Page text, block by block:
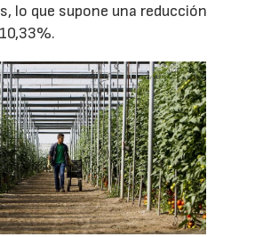
lo que supone una reducción